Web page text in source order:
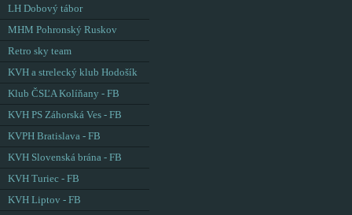
LH Dobový tábor
MHM Pohronský Ruskov
Retro sky team
KVH a strelecký klub Hodošík
Klub ČSĽA Kolíňany - FB
KVH PS Záhorská Ves - FB
KVPH Bratislava - FB
KVH Slovenská brána - FB
KVH Turiec - FB
KVH Liptov - FB